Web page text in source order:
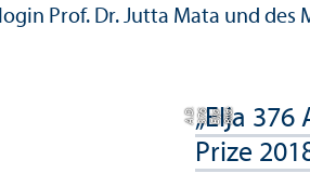
Prof. Dr. Jutta Mata und
Bil
d:
Elj
a
3
7
6
A.
D.„Elja 376
Prize